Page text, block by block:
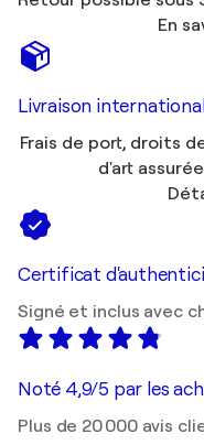
En
Livraison
Frais de port, droits
d'art
Certificat
Signé et inclus avec
Noté 4,9/5 par les
Plus de 20 000 avis